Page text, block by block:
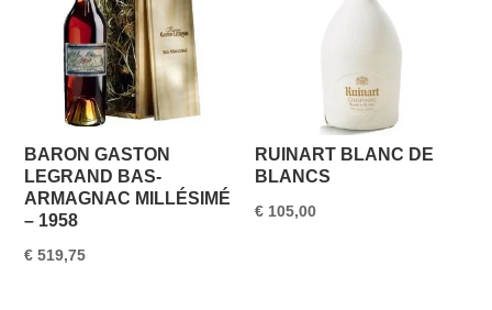
BARON GASTON
LEGRAND BAS-
ARMAGNAC MILLÉSIMÉ
– 1958
€ 519,75
RUINART BLANC DE
BLANCS
€ 105,00